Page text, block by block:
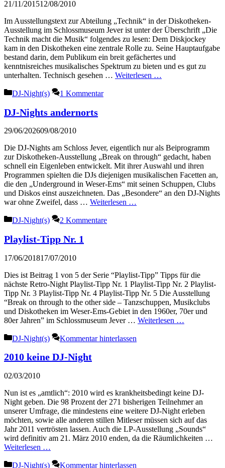
21/11/201512/08/2010
Im Ausstellungstext zur Abteilung „Technik“ in der Diskotheken-
Ausstellung im Schlossmuseum Jever ist unter der Überschrift „Die
Technik macht die Musik“ folgendes zu lesen: Dem Diskjockey
kam in den Diskotheken eine zentrale Rolle zu. Seine Hauptaufgabe
bestand darin, dem Publikum ein breit gefächertes und
kenntnisreiches musikalisches Spektrum zu bieten und es gut zu
unterhalten. Technisch gesehen … Weiterlesen …
Kategorien
DJ-Night(s) 1 Kommentar
DJ-Nights andernorts
29/06/202609/08/2010
Die DJ-Nights am Schloss Jever, eigentlich nur als Beiprogramm
zur Diskotheken-Ausstellung „Break on through“ gedacht, haben
schnell ein Eigenleben entwickelt. Mit ihrer Auswahl und ihren
Programmen spielten die DJs diejenigen musikalischen Facetten an,
die den „Underground in Weser-Ems“ mit seinen Schuppen, Clubs
und Diskos einst auszeichneten. Das „Besondere“ an den DJ-Nights
war ohne Zweifel, dass … Weiterlesen …
Kategorien
DJ-Night(s) 2 Kommentare
Playlist-Tipp Nr. 1
17/06/201817/07/2010
Dies ist Beitrag 1 von 5 der Serie “Playlist-Tipp” Tipps für die
nächste Retro-Night Playlist-Tipp Nr. 1 Playlist-Tipp Nr. 2 Playlist-
Tipp Nr. 3 Playlist-Tipp Nr. 4 Playlist-Tipp Nr. 5 Die Ausstellung
“Break on through to the other side – Tanzschuppen, Musikclubs
und Diskotheken im Weser-Ems-Gebiet in den 1960er, 70er und
80er Jahren” im Schlossmuseum Jever … Weiterlesen …
Kategorien
DJ-Night(s) Kommentar hinterlassen
2010 keine DJ-Night
02/03/2010
Nun ist es „amtlich“: 2010 wird es krankheitsbedingt keine DJ-
Night geben. Die 98 Prozent der 271 bisherigen Teilnehmer an
unserer Umfrage, die mindestens eine weitere DJ-Night erleben
möchten, sowie alle anderen stillen Mitleser müssen sich auf das
Jahr 2011 vertrösten lassen. Auch die LP-Ausstellung „Sounds“
wird definitiv am 21. März 2010 enden, da die Räumlichkeiten …
Weiterlesen …
Kategorien
DJ-Night(s) Kommentar hinterlassen